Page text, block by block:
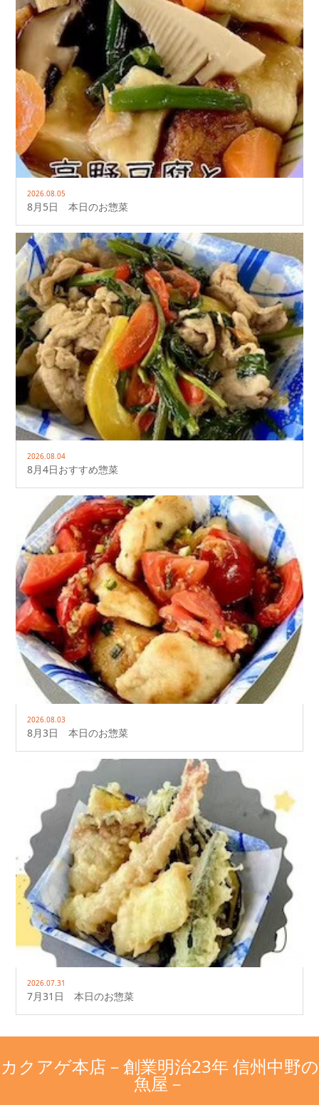
2026.08.05
8月5日 本日のお惣菜
2026.08.04
8月4日おすすめ惣菜
2026.08.03
8月3日 本日のお惣菜
2026.07.31
7月31日 本日のお惣菜
カクアゲ本店－創業明治23年 信州中野の
魚屋－